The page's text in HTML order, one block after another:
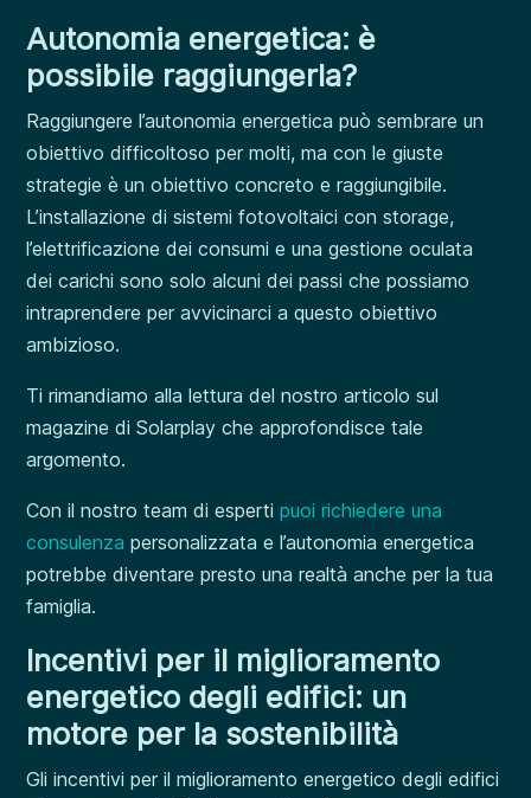
Autonomia energetica: è
possibile raggiungerla?
Raggiungere l’autonomia energetica può sembrare un
obiettivo difficoltoso per molti, ma con le giuste
strategie è un obiettivo concreto e raggiungibile.
L’installazione di sistemi fotovoltaici con storage,
l’elettrificazione dei consumi e una gestione oculata
dei carichi sono solo alcuni dei passi che possiamo
intraprendere per avvicinarci a questo obiettivo
ambizioso.
Ti rimandiamo alla lettura del nostro articolo sul
magazine di Solarplay che approfondisce tale
argomento.
Con il nostro team di espertipuoi richiedere una
consulenza personalizzata e l’autonomia energetica
potrebbe diventare presto una realtà anche per la tua
famiglia.
Incentivi per il miglioramento
energetico degli edifici: un
motore per la sostenibilità
Gli incentivi per il miglioramento energetico degli edifici